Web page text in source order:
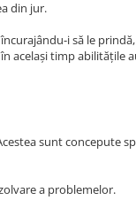
din jur.
i să le
același timp abilitățile
sunt concepute
a problemelor.